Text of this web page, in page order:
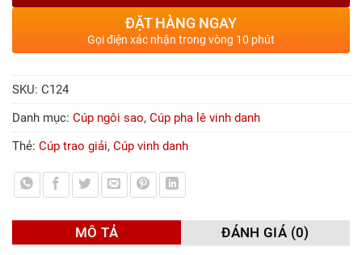
ĐẶT HÀNG NGAY
Gọi điện xác nhận trong vòng 10 phút
SKU: C124
Danh mục: Cúp ngôi sao, Cúp pha lê vinh danh
Thẻ: Cúp trao giải, Cúp vinh danh
MÔ TẢ ĐÁNH GIÁ (0)